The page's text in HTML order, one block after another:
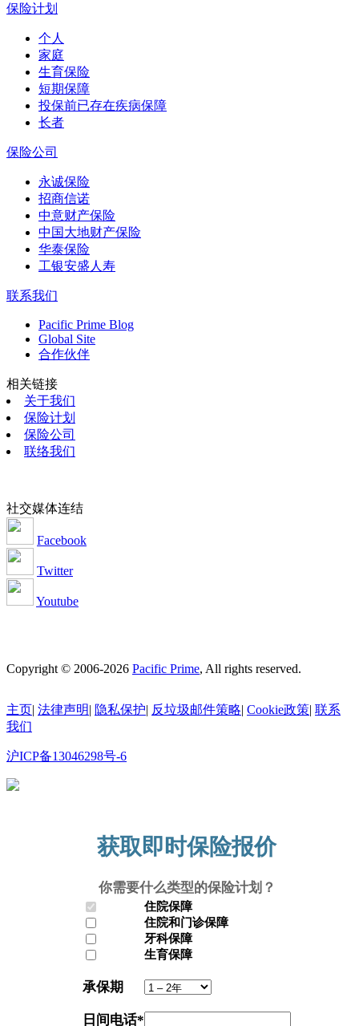
保险计划
个人
家庭
生育保险
短期保障
投保前已存在疾病保障
长者
保险公司
永诚保险
招商信诺
中意财产保险
中国大地财产保险
华泰保险
工银安盛人寿
联系我们
Pacific Prime Blog
Global Site
合作伙伴
相关链接
关于我们
保险计划
保险公司
联络我们
社交媒体连结
Facebook
Twitter
Youtube
Copyright © 2006-2026 Pacific Prime, All rights reserved.
主页| 法律声明| 隐私保护| 反垃圾邮件策略| Cookie政策| 联系
我们
沪ICP备13046298号-6
获取即时保险报价
你需要什么类型的保险计划？
住院保障
住院和门诊保障
牙科保障
生育保障
承保期
日间电话*